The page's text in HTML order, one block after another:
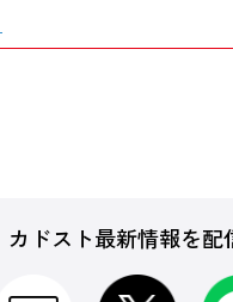
カドスト最新情報を配